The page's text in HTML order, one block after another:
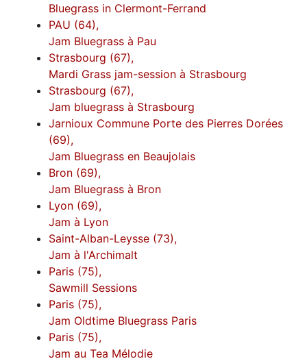
Bluegrass in Clermont-Ferrand
PAU (64),
Jam Bluegrass à Pau
Strasbourg (67),
Mardi Grass jam-session à Strasbourg
Strasbourg (67),
Jam bluegrass à Strasbourg
Jarnioux Commune Porte des Pierres Dorées
(69),
Jam Bluegrass en Beaujolais
Bron (69),
Jam Bluegrass à Bron
Lyon (69),
Jam à Lyon
Saint-Alban-Leysse (73),
Jam à l'Archimalt
Paris (75),
Sawmill Sessions
Paris (75),
Jam Oldtime Bluegrass Paris
Paris (75),
Jam au Tea Mélodie